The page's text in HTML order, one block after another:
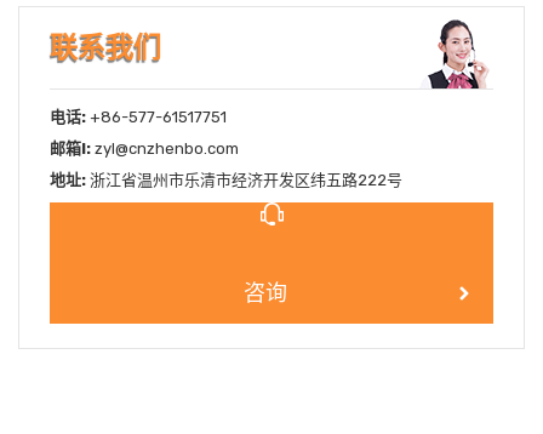
联系我们
电话: +86-577-61517751
邮箱l: zyl@cnzhenbo.com
地址: 浙江省温州市乐清市经济开发区纬五路222号
咨询